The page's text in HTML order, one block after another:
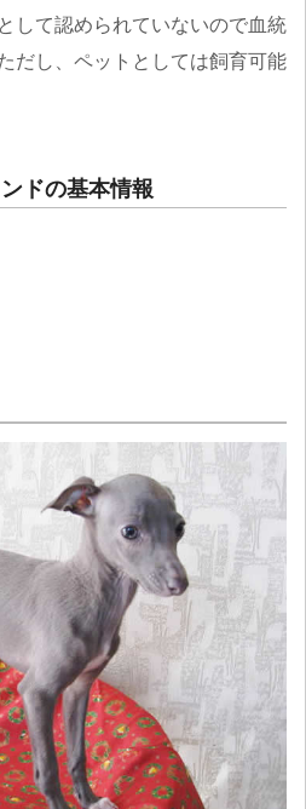
して認められていないので血統
だし、ペットとしては飼育可能
ドの基本情報